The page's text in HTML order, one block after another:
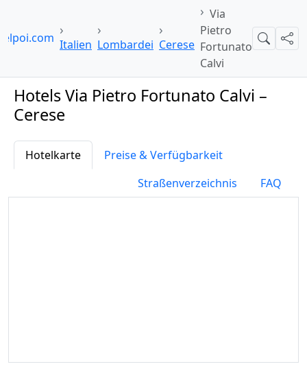
Italien Lombardei Cerese
Via
Pietro
Fortunato
Calvi
Suche
Hotels Via Pietro Fortunato Calvi –
Cerese
Hotelkarte
Preise & Verfügbarkeit
Straßenverzeichnis
FAQ